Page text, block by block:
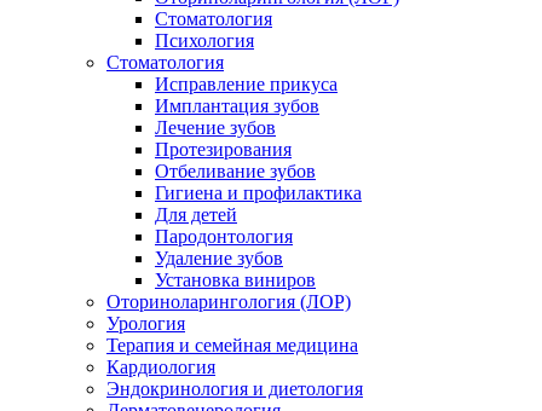
Стоматология
Психология
Стоматология
Исправление прикуса
Имплантация зубов
Лечение зубов
Протезирования
Отбеливание зубов
Гигиена и профилактика
Для детей
Пародонтология
Удаление зубов
Установка виниров
Оториноларингология (ЛОР)
Урология
Терапия и семейная медицина
Кардиология
Эндокринология и диетология